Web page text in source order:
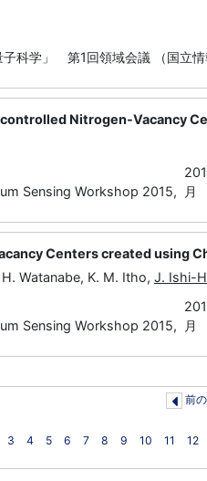
子科学」 第1回領域会議 （国立
Nitrogen-Vacancy
Sensing Workshop 2015,
月
Centers created using
Watanabe, K. M. Itho, J. Ishi-
Sensing Workshop 2015,
月
前
3 4 5 6 7 8 9 10 11 12